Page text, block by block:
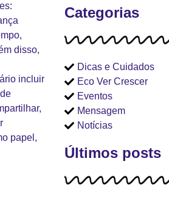
disso,
incluir
papel,
Categorias
Dicas e Cuidados
Eco Ver Crescer
Eventos
Mensagem
Notícias
Últimos posts